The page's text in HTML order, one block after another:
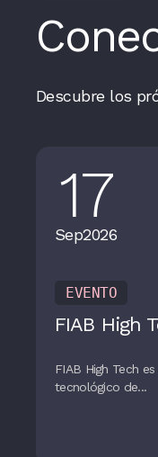
Descubre los
17
Sep2026
EVENTO
FIAB High
FIAB High Tech
tecnológico de...